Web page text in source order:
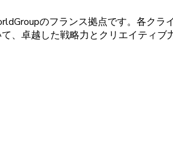
のフランス拠点です。 各クラ
、 卓越した戦略力と クリエイティブ